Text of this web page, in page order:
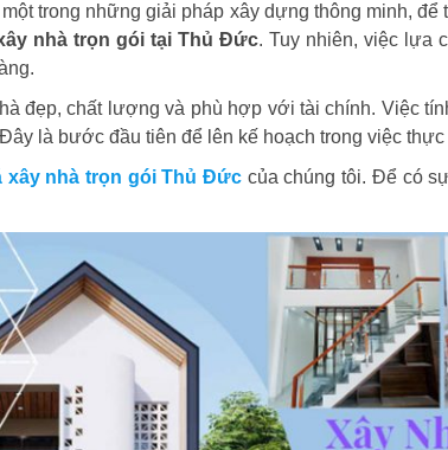
một trong những giải pháp xây dựng thông minh,
nhà trọn gói tại Thủ Đức. Tuy nhiên, việc lựa
đẹp, chất lượng và phù hợp với tài chính. Việc
là bước đầu tiên để lên kế hoạch trong việc thực
xây nhà trọn gói Thủ Đức của chúng tôi. Để có